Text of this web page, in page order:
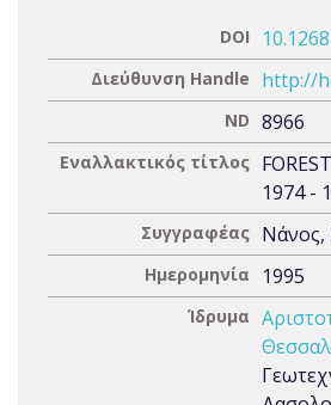
DOI
Διεύθυνση Handle http://
ND 8966
Εναλλακτικός τίτλος
1974 -
Συγγραφέας
Ημερομηνία 1995
Ίδρυμα